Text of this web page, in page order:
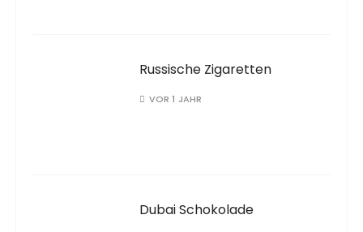
Russische Zigaretten
VOR 1 JAHR
Dubai Schokolade